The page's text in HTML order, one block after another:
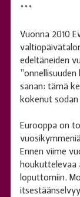
***
Vuonna 2010
edeltäneiden
sanan: tämä
kokenut sodan
Eurooppa on
Ennen viime
houkuttelevaa
loputtomiin.